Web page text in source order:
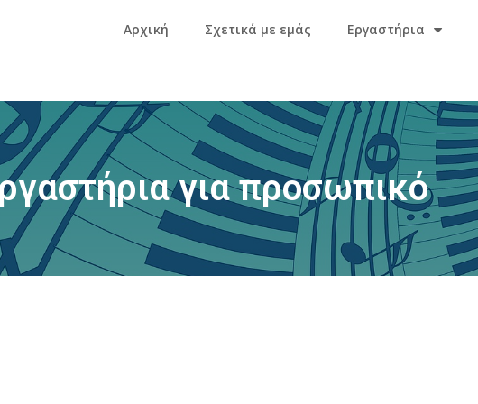
Αρχική Σχετικά με εμάς Εργαστήρια
για προσωπικό